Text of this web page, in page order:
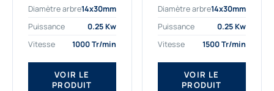
sévères. Notre
important stock de
permet de livrer
rapidement tous types
de moteurs.
Ce moteur...
Diamètre arbre14x30mm
Puissance
0.25 Kw
Vitesse
1000 Tr/min
VOIR LE
PRODUIT
professionnels. Notre
gamme de moteurs
sélectionné pour la très
haute...
Diamètre arbre14x30mm
Puissance
0.25 Kw
Vitesse
1500 Tr/min
VOIR LE
PRODUIT